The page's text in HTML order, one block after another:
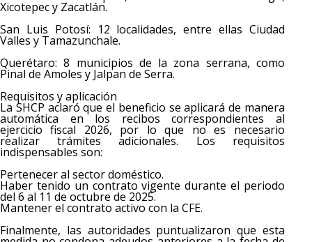
Xicotepec y Zacatlán.
​San Luis Potosí: 12 localidades, entre ellas Ciudad
Valles y Tamazunchale.
​Querétaro: 8 municipios de la zona serrana, como
Pinal de Amoles y Jalpan de Serra.
​Requisitos y aplicación
​La SHCP aclaró que el beneficio se aplicará de manera
automática en los recibos correspondientes al
ejercicio fiscal 2026, por lo que no es necesario
realizar trámites adicionales. Los requisitos
indispensables son:
​Pertenecer al sector doméstico.
​Haber tenido un contrato vigente durante el periodo
del 6 al 11 de octubre de 2025.
​Mantener el contrato activo con la CFE.
​Finalmente, las autoridades puntualizaron que esta